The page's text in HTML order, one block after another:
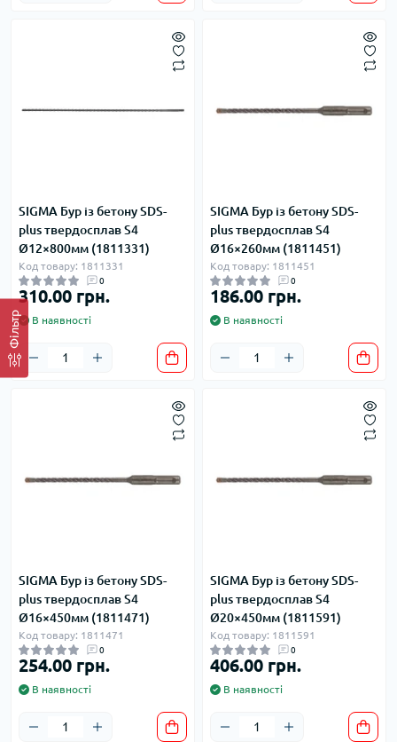
Фільтр
SIGMA Бур із бетону SDS-
plus твердосплав S4
Ø12×800мм (1811331)
Код товару: 1811331
0
310.00 грн.
В наявності
SIGMA Бур із бетону SDS-
plus твердосплав S4
Ø16×260мм (1811451)
Код товару: 1811451
0
186.00 грн.
В наявності
SIGMA Бур із бетону SDS-
plus твердосплав S4
Ø16×450мм (1811471)
Код товару: 1811471
0
254.00 грн.
В наявності
SIGMA Бур із бетону SDS-
plus твердосплав S4
Ø20×450мм (1811591)
Код товару: 1811591
0
406.00 грн.
В наявності